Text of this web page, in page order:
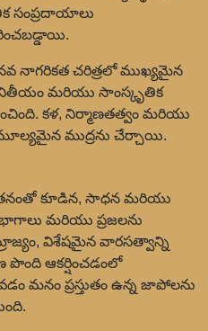
సంప్రదాయాలు
నాగరికత చరిత్రలో ముఖ్యమైన
మరియు సాంస్కృతిక
కళ, నిర్మాణతత్వం మరియు
ముద్రను చేర్చాయి.
కూడిన, సాధన మరియు
మరియు ప్రజలను
విశేషమైన వారసత్వాన్ని
పొంది ఆకర్షించడంలో
మనం ప్రస్తుతం ఉన్న జాపోలను